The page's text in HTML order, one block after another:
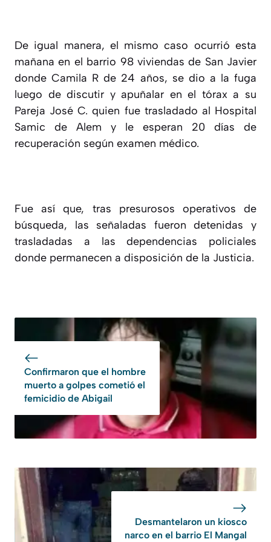
De igual manera, el mismo caso ocurrió esta
mañana en el barrio 98 viviendas de San Javier
donde Camila R de 24 años, se dio a la fuga
luego de discutir y apuñalar en el tórax a su
Pareja José C. quien fue trasladado al Hospital
Samic de Alem y le esperan 20 días de
recuperación según examen médico.
Fue así que, tras presurosos operativos de
búsqueda, las señaladas fueron detenidas y
trasladadas a las dependencias policiales
donde permanecen a disposición de la Justicia.
Confirmaron que el hombre
muerto a golpes cometió el
femicidio de Abigail
Desmantelaron un kiosco
narco en el barrio El Mangal